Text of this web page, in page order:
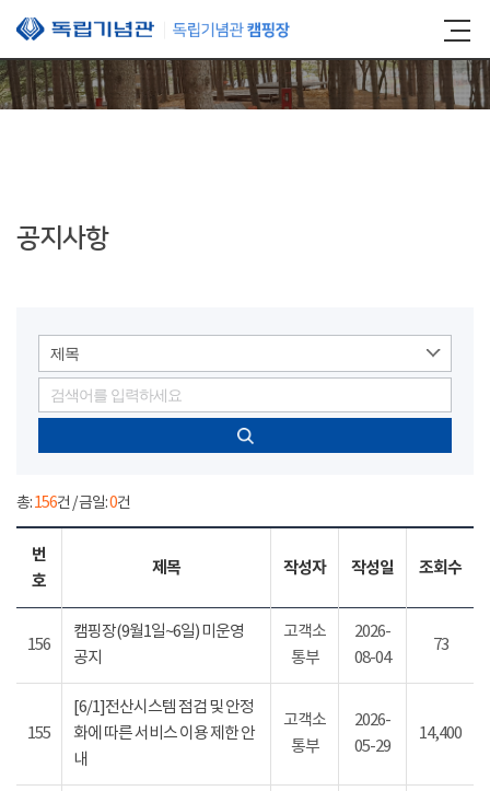
본문 바로가기
공지사항
제목
총:156건 / 금일:0건
번
호
제목 작성자 작성일 조회수
156
캠핑장(9월1일~6일) 미운영
공지
고객소
통부
2026-
08-04
73
155
[6/1]전산시스템 점검 및 안정
화에 따른 서비스 이용 제한 안
내
고객소
통부
2026-
05-29
14,400